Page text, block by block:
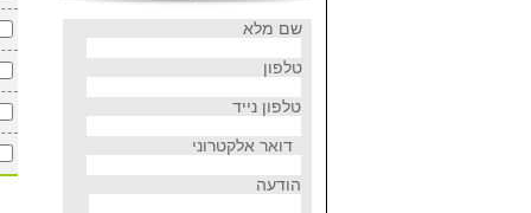
שם מלא
טלפון
טלפון נייד
דואר אלקטרוני
הודעה